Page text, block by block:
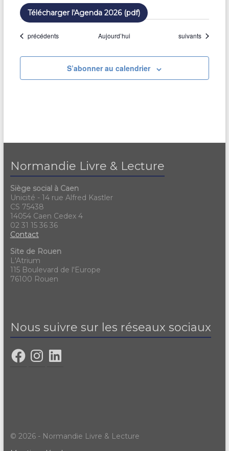
Télécharger l'Agenda 2026 (pdf)
Évènements
précédents Aujourd’hui Évènements
suivants
S’abonner au calendrier
Normandie Livre & Lecture
Siège social à Caen
Unicité - 14 rue Alfred Kastler
CS 75438
14054 Caen Cedex 4
02 31 15 36 36
Contact
Site de Rouen
L'Atrium
115 Boulevard de l'Europe
76100 Rouen
Nous suivre sur les réseaux sociaux
© 2026 - Normandie Livre & Lecture